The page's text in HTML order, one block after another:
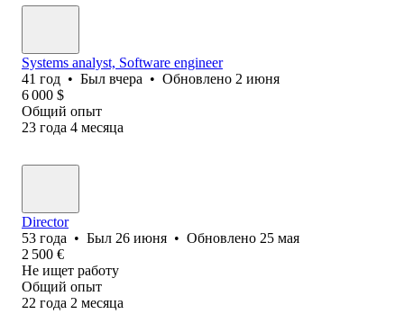
Systems analyst, Software еngineer
41 год • Был вчера • Обновлено 2 июня
6 000 $
Общий опыт
23 года 4 месяца
Director
53 года • Был 26 июня • Обновлено 25 мая
2 500 €
Не ищет работу
Общий опыт
22 года 2 месяца